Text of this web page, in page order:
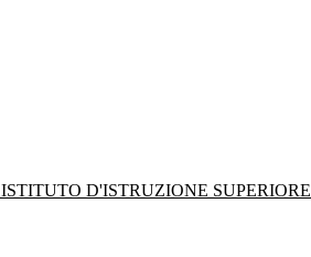
ISTITUTO D'ISTRUZIONE SUPERIORE